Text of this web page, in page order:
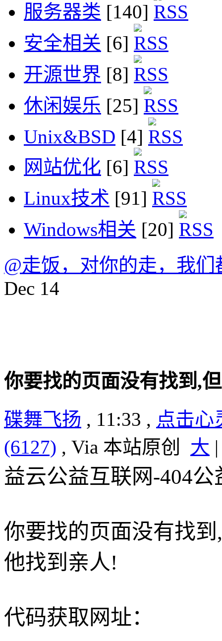
服务器类 [140]
安全相关 [6]
开源世界 [8]
休闲娱乐 [25]
Unix&BSD [4]
网站优化 [6]
Linux技术 [91]
Windows相关 [20]
@走饭，对你的走，我们
Dec 14
你要找的页面没有找到,
碟舞飞扬 , 11:33 , 点击心
(6127) , Via 本站原创 大
益云公益互联网-404公
你要找的页面没有找
他找到亲人!
代码获取网址：